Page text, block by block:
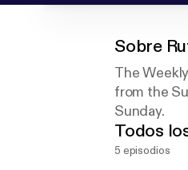
Sobre
The
from the
Sunday.
Todos
5 episodios